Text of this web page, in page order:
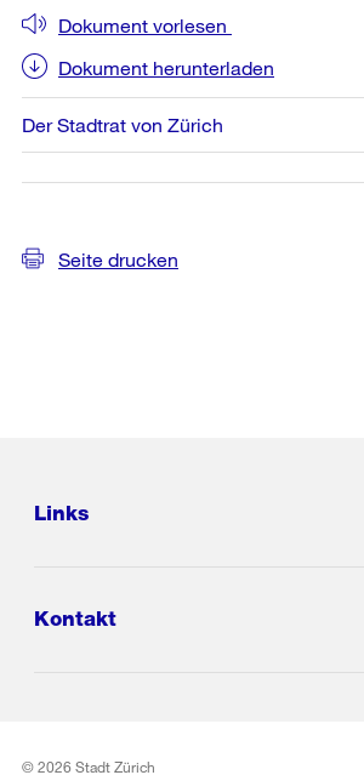
Dokument vorlesen
Dokument herunterladen
Der Stadtrat von Zürich
Seite drucken
Links
Kontakt
© 2026 Stadt Zürich